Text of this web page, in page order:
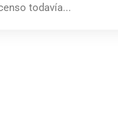
todavía...